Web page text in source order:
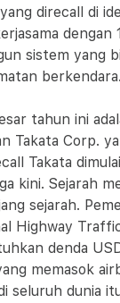
direcall di
dengan
sistem yang
berkendara.
tahun ini
Takata Corp.
Takata
kini. Sejarah
sejarah.
Highway
denda
memasok
seluruh dunia